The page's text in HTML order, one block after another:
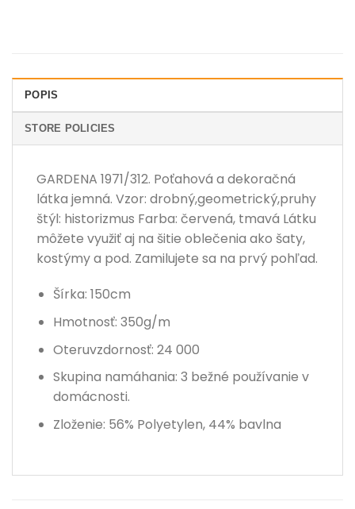
POPIS
STORE POLICIES
GARDENA 1971/312. Poťahová a dekoračná
látka jemná. Vzor: drobný,geometrický,pruhy
štýl: historizmus Farba: červená, tmavá Látku
môžete využiť aj na šitie oblečenia ako šaty,
kostýmy a pod. Zamilujete sa na prvý pohľad.
Šírka: 150cm
Hmotnosť: 350g/m
Oteruvzdornosť: 24 000
Skupina namáhania: 3 bežné používanie v
domácnosti.
Zloženie: 56% Polyetylen, 44% bavlna